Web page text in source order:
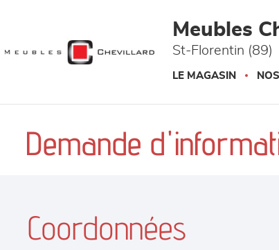
Meubles
St-Florentin (89)
LE MAGASIN
Demande
Coordonnées